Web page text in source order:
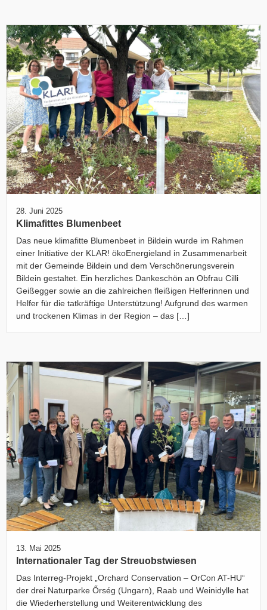
28. Juni 2025
Klimafittes Blumenbeet
Das neue klimafitte Blumenbeet in Bildein wurde im Rahmen
einer Initiative der KLAR! ökoEnergieland in Zusammenarbeit
mit der Gemeinde Bildein und dem Verschönerungsverein
Bildein gestaltet. Ein herzliches Dankeschön an Obfrau Cilli
Geißegger sowie an die zahlreichen fleißigen Helferinnen und
Helfer für die tatkräftige Unterstützung! Aufgrund des warmen
und trockenen Klimas in der Region – das […]
13. Mai 2025
Internationaler Tag der Streuobstwiesen
Das Interreg-Projekt „Orchard Conservation – OrCon AT-HU“
der drei Naturparke Őrség (Ungarn), Raab und Weinidylle hat
die Wiederherstellung und Weiterentwicklung des